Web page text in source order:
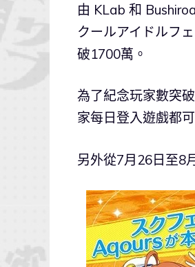
由 KLab 和
クールアイドルフ
破1700萬。
為了紀念玩家數突
家每日登入遊戲都
另外從7月26日至8